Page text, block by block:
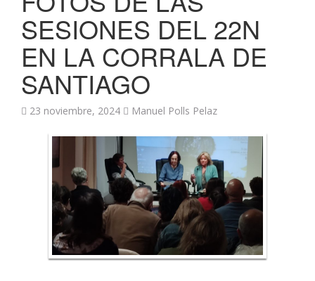
SESIONES DEL 22N
EN LA CORRALA DE
SANTIAGO
23 noviembre, 2024 Manuel Polls Pelaz